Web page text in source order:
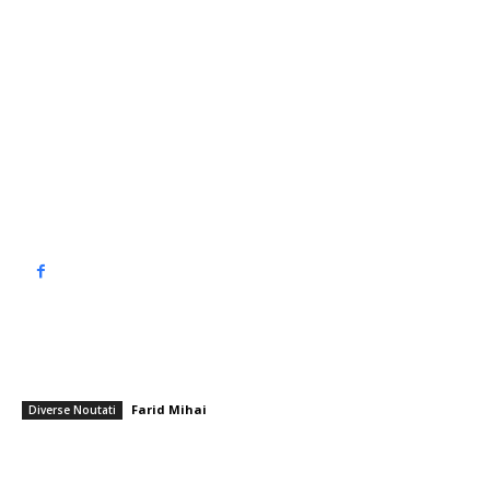
Diverse Noutati Farid Mihai